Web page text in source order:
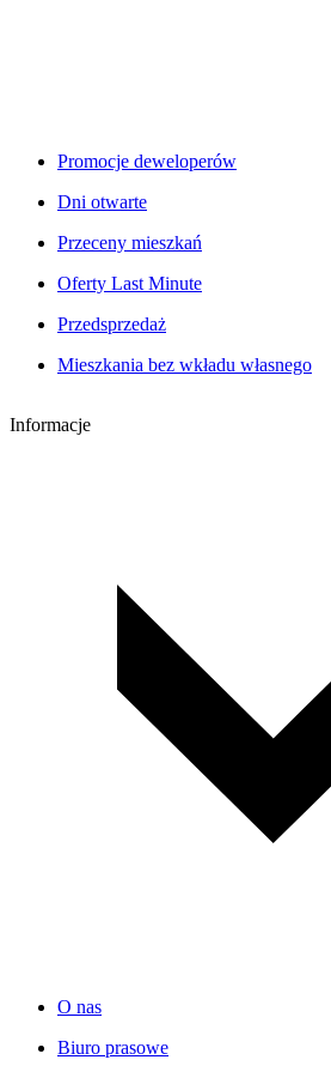
Promocje deweloperów
Dni otwarte
Przeceny mieszkań
Oferty Last Minute
Przedsprzedaż
Mieszkania bez wkładu własnego
Informacje
O nas
Biuro prasowe